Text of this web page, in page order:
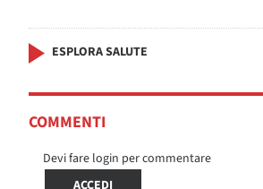
ESPLORA SALUTE
COMMENTI
Devi fare login per commentare
ACCEDI